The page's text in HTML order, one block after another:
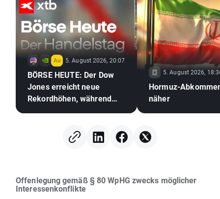
5. August 2026, 20:07
BÖRSE HEUTE: Der Dow
Jones erreicht neue
Rekordhöhen, während
Abkommen zwischen den
USA und dem Iran zulegen
5. August 2026,
Hormuz-
näher
Offenlegung gemäß § 80 WpHG zwecks möglicher
Interessenkonflikte